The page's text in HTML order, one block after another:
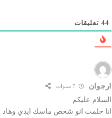
44 تعليقات
ارجوان
السلام عليكم
انا حلمت انو شخص ماسك ايدي وهاد